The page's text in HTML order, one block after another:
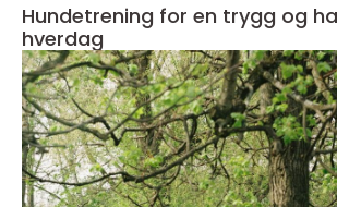
Hundetrening for en trygg og
hverdag